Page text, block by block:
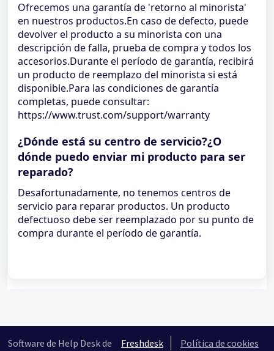
Ofrecemos una garantía de 'retorno al minorista'
en nuestros productos.En caso de defecto, puede
devolver el producto a su minorista con una
descripción de falla, prueba de compra y todos los
accesorios.Durante el período de garantía, recibirá
un producto de reemplazo del minorista si está
disponible.Para las condiciones de garantía
completas, puede consultar:
https://www.trust.com/support/warranty
¿Dónde está su centro de servicio?¿O
dónde puedo enviar mi producto para ser
reparado?
Desafortunadamente, no tenemos centros de
servicio para reparar productos. Un producto
defectuoso debe ser reemplazado por su punto de
compra durante el período de garantía.
Software de Help Desk de Freshdesk Política de cookies